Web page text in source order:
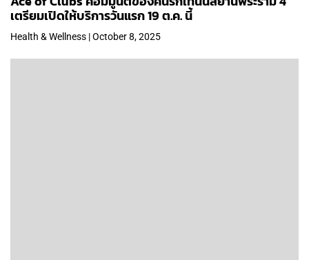
เตรียมเปิดให้บริการวันแรก 19 ต.ค. นี้
Health & Wellness | October 8, 2025